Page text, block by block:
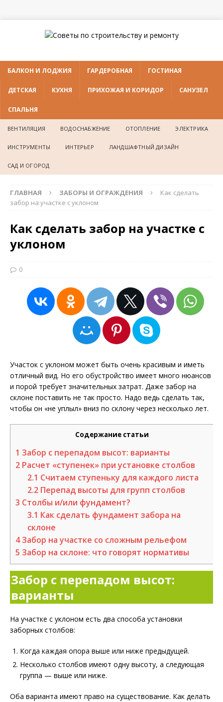
БАЛКОН И ЛОДЖИЯ ГАРДЕРОБНАЯ ГОСТИНАЯ
ДЕТСКАЯ КУХНЯ ПРИХОЖАЯ И КОРИДОР САНУЗЕЛ
СПАЛЬНЯ
ВЕНТИЛЯЦИЯ ВОДОСНАБЖЕНИЕ ОТОПЛЕНИЕ ЭЛЕКТРИКА
ИНСТРУМЕНТЫ ИНТЕРЬЕР ЛАНДШАФТНЫЙ ДИЗАЙН
САД И ОГОРОД
ГЛАВНАЯ ЗАБОРЫ И ОГРАЖДЕНИЯ
Как сделать
забор на участке с уклоном
Как сделать забор на участке с
уклоном
0
Участок с уклоном может быть очень красивым и иметь
отличный вид. Но его обустройство имеет много нюансов
и порой требует значительных затрат. Даже забор на
склоне поставить не так просто. Надо ведь сделать так,
чтобы он «не уплыл» вниз по склону через несколько лет.
Содержание статьи
1 Забор с перепадом высот: варианты
2 Расчет «ступенек» при установке столбов
2.1 Считаем ступеньку для каждого листа
2.2 Перепад высоты для групп столбов
3 Столбы и/или фундамент?
3.1 Как сделать фундамент забора на
склоне
4Забор на участке со сложным рельефом
5 Забор на склоне: что говорят нормативы
Забор с перепадом высот:
варианты
На участке с уклоном есть два способа установки
заборных столбов:
Когда каждая опора выше или ниже предыдущей.
Несколько столбов имеют одну высоту, а следующая
группа — выше или ниже.
Оба варианта имеют право на существование. Как делать